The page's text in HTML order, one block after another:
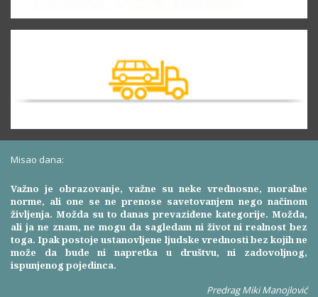
Misao dana:
Važno je obrazovanje, važne su neke vrednosne, moralne
norme, ali one se ne prenose savetovanjem nego načinom
življenja. Možda su to danas prevaziđene kategorije. Možda,
ali ja ne znam, ne mogu da sagledam ni život ni realnost bez
toga. Ipak postoje ustanovljene ljudske vrednosti bez kojih ne
može da bude ni napretka u društvu, ni zadovoljnog,
ispunjenog pojedinca.
Predrag Miki Manojlović